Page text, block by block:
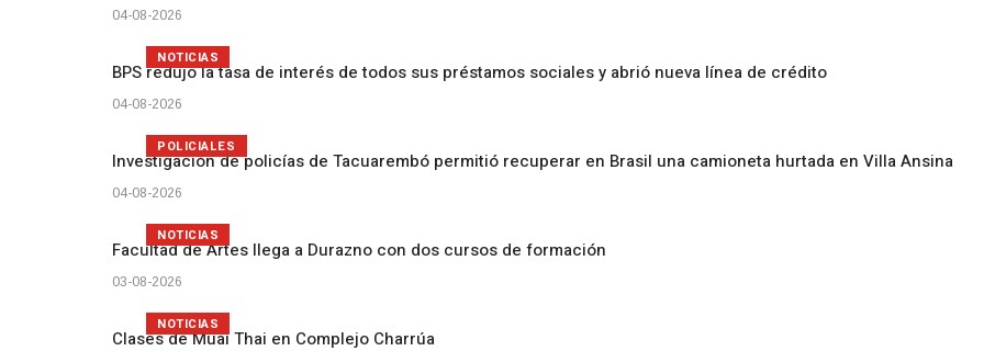
04-08-2026
BPS redujo la tasa de interés de todos sus préstamos sociales y abrió nueva línea de crédito
04-08-2026
NOTICIAS
Investigación de policías de Tacuarembó permitió recuperar en Brasil una camioneta hurtada en Villa Ansina
04-08-2026
POLICIALES
Facultad de Artes llega a Durazno con dos cursos de formación
03-08-2026
NOTICIAS
Clases de Muai Thai en Complejo Charrúa
NOTICIAS